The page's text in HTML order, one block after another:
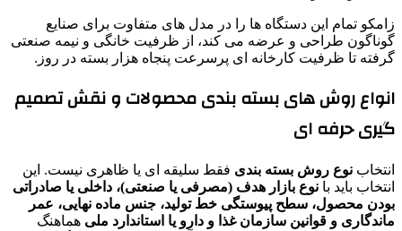
زامکو تمام این دستگاه ها را در مدل های متفاوت برای صنایع
گوناگون طراحی و عرضه می کند، از ظرفیت خانگی و نیمه صنعتی
گرفته تا ظرفیت کارخانه ای پرسرعت پنجاه هزار بسته در روز.
انواع روش های بسته بندی محصولات و نقش تصمیم
گیری حرفه ای
انتخاب نوع روش بسته بندی فقط سلیقه ای یا ظاهری نیست. این
انتخاب باید با نوع بازار هدف (مصرفی یا صنعتی)، داخلی یا صادراتی
بودن محصول، سطح پیوستگی خط تولید، جنس ماده نهایی، عمر
ماندگاری و قوانین سازمان غذا و دارو یا استاندارد ملی هماهنگ